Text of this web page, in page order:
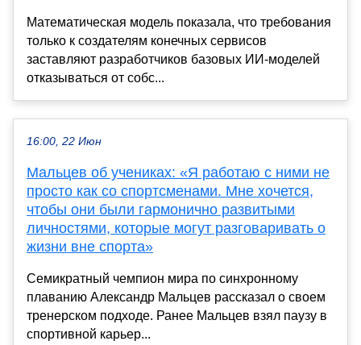
Математическая модель показала, что требования
только к создателям конечных сервисов
заставляют разработчиков базовых ИИ-моделей
отказываться от собс...
16:00, 22 Июн
Мальцев об учениках: «Я работаю с ними не
просто как со спортсменами. Мне хочется,
чтобы они были гармонично развитыми
личностями, которые могут разговаривать о
жизни вне спорта»
Семикратный чемпион мира по синхронному
плаванию Александр Мальцев рассказал о своем
тренерском подходе. Ранее Мальцев взял паузу в
спортивной карьер...